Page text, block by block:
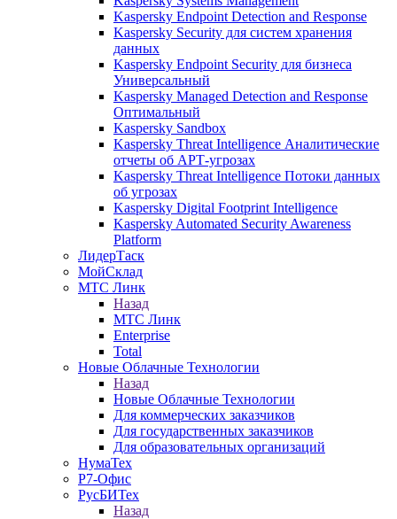
Kaspersky Endpoint Detection and Response
Kaspersky Security для систем хранения
данных
Kaspersky Endpoint Security для бизнеса
Универсальный
Kaspersky Managed Detection and Response
Оптимальный
Kaspersky Sandbox
Kaspersky Threat Intelligence Аналитические
отчеты об АРТ-угрозах
Kaspersky Threat Intelligence Потоки данных
об угрозах
Kaspersky Digital Footprint Intelligence
Kaspersky Automated Security Awareness
Platform
ЛидерТаск
МойСклад
МТС Линк
Назад
МТС Линк
Enterprise
Total
Новые Облачные Технологии
Назад
Новые Облачные Технологии
Для коммерческих заказчиков
Для государственных заказчиков
Для образовательных организаций
НумаТех
Р7-Офис
РусБИТех
Назад